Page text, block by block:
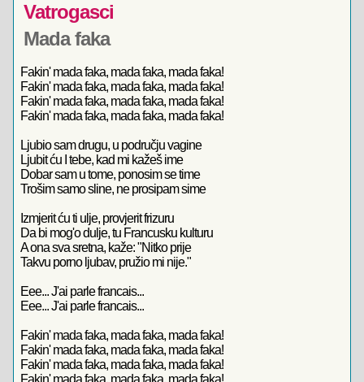
Vatrogasci
Mada faka
Fakin' mada faka, mada faka, mada faka!
Fakin' mada faka, mada faka, mada faka!
Fakin' mada faka, mada faka, mada faka!
Fakin' mada faka, mada faka, mada faka!
Ljubio sam drugu, u području vagine
Ljubit ću I tebe, kad mi kažeš ime
Dobar sam u tome, ponosim se time
Trošim samo sline, ne prosipam sime
Izmjerit ću ti ulje, provjerit frizuru
Da bi mog'o dulje, tu Francusku kulturu
A ona sva sretna, kaže: "Nitko prije
Takvu porno ljubav, pružio mi nije."
Eee... J'ai parle francais...
Eee... J'ai parle francais...
Fakin' mada faka, mada faka, mada faka!
Fakin' mada faka, mada faka, mada faka!
Fakin' mada faka, mada faka, mada faka!
Fakin' mada faka, mada faka, mada faka!